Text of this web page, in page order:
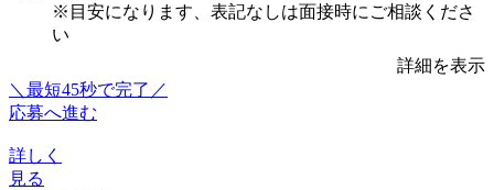
※目安になります、表記なしは面接時にご相談くださ
い
詳細を表示
＼最短45秒で完了／
応募へ進む
詳しく
見る